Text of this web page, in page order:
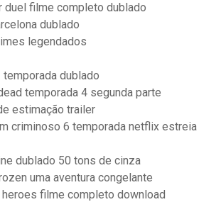
duel filme completo dublado
dublado
legendados
temporada dublado
temporada 4 segunda parte
estimação trailer
criminoso 6 temporada netflix estreia
dublado 50 tons de cinza
uma aventura congelante
heroes filme completo download